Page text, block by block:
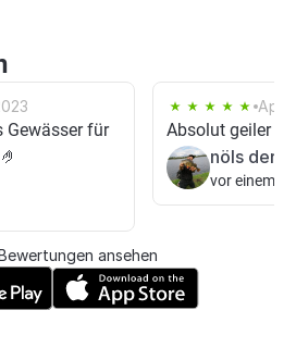
Gewässer für
Apr
Absolut geiler
nöls der
vor einem
ansehen